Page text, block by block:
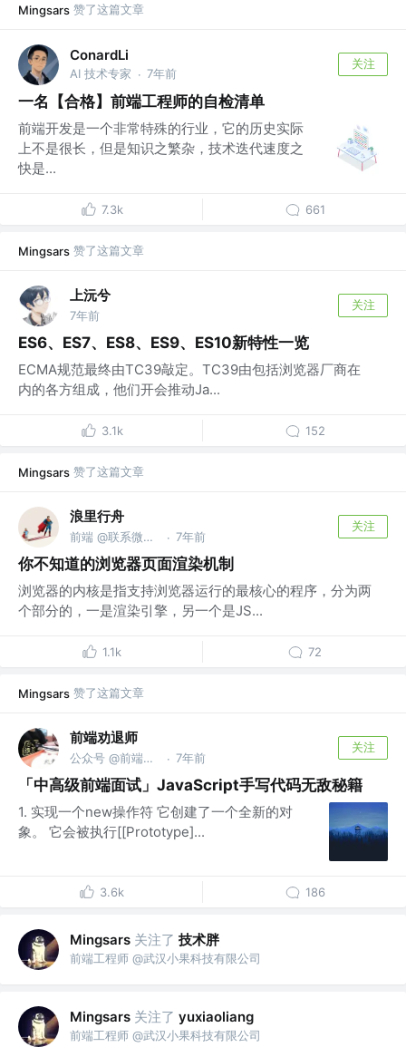
Mingsars 赞了这篇文章
ConardLi
AI 技术专家 · 7年前
关注
一名【合格】前端工程师的自检清单
前端开发是一个非常特殊的行业，它的历史实际
上不是很长，但是知识之繁杂，技术迭代速度之
快是...
7.3k 661
Mingsars 赞了这篇文章
上沅兮
7年前
关注
ES6、ES7、ES8、ES9、ES10新特性一览
ECMA规范最终由TC39敲定。TC39由包括浏览器厂商在
内的各方组成，他们开会推动Ja...
3.1k 152
Mingsars 赞了这篇文章
浪里行舟
前端 @联系微信frontJS · 7年前
关注
你不知道的浏览器页面渲染机制
浏览器的内核是指支持浏览器运行的最核心的程序，分为两
个部分的，一是渲染引擎，另一个是JS...
1.1k 72
Mingsars 赞了这篇文章
前端劝退师
公众号 @前端劝退师 · 7年前
关注
「中高级前端面试」JavaScript手写代码无敌秘籍
1. 实现一个new操作符 它创建了一个全新的对
象。 它会被执行[[Prototype]...
3.6k 186
Mingsars 关注了 技术胖
前端工程师 @武汉小果科技有限公司
Mingsars 关注了 yuxiaoliang
前端工程师 @武汉小果科技有限公司